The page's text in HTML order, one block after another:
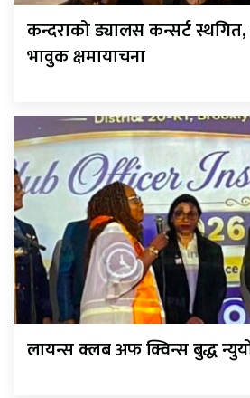
कन्दराको ड्यालस कन्सर्ट स्थगित,
भावुक क्षमायाचना
लायन्स क्लब अफ क्विन्स बुद्ध